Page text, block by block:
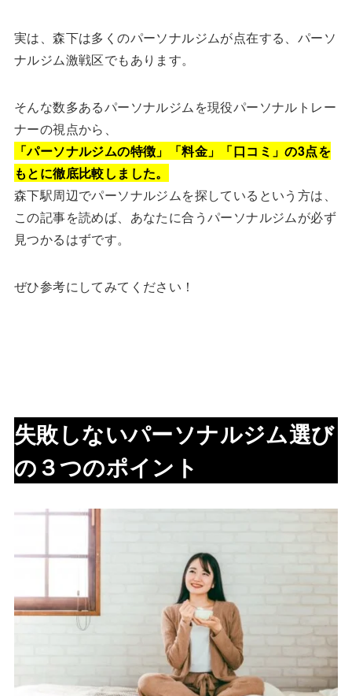
実は、森下は多くのパーソナルジムが点在する、パーソ
ナルジム激戦区でもあります。
そんな数多あるパーソナルジムを現役パーソナルトレー
ナーの視点から、
「パーソナルジムの特徴」「料金」「口コミ」の3点を
もとに徹底比較しました。
森下駅周辺でパーソナルジムを探しているという方は、
この記事を読めば、あなたに合うパーソナルジムが必ず
見つかるはずです。
ぜひ参考にしてみてください！
失敗しないパーソナルジム選び
の３つのポイント